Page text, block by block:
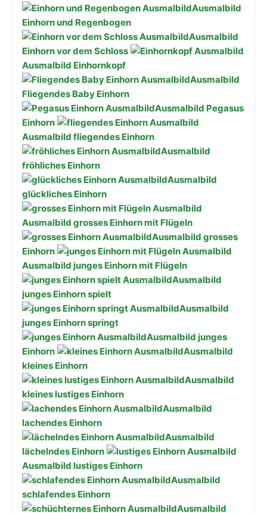
Ausmalbild
Einhorn und Regenbogen
Ausmalbild
Einhorn vor dem Schloss
Ausmalbild Einhornkopf
Ausmalbild
Fliegendes Baby Einhorn
Ausmalbild Pegasus
Einhorn
Ausmalbild fliegendes Einhorn
Ausmalbild
fröhliches Einhorn
Ausmalbild
glückliches Einhorn
Ausmalbild grosses Einhorn mit Flügeln
Ausmalbild grosses
Einhorn
Ausmalbild junges Einhorn mit Flügeln
Ausmalbild
junges Einhorn spielt
Ausmalbild
junges Einhorn springt
Ausmalbild junges
Einhorn
Ausmalbild
kleines Einhorn
Ausmalbild
kleines lustiges Einhorn
Ausmalbild
lachendes Einhorn
Ausmalbild
lächelndes Einhorn
Ausmalbild lustiges Einhorn
Ausmalbild
schlafendes Einhorn
Ausmalbild